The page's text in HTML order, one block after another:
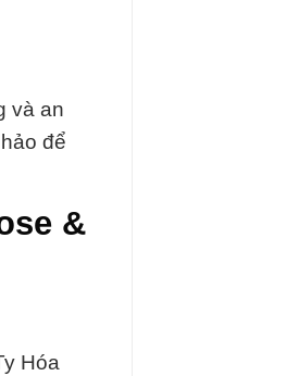
và an
để
&
Hóa